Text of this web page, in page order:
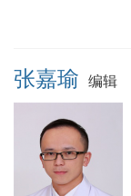
张嘉瑜 编辑